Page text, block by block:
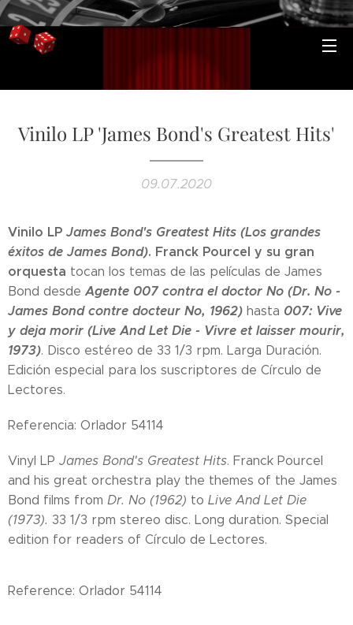
Vinilo LP 'James Bond's Greatest Hits'
09.07.2020
Vinilo LP James Bond's Greatest Hits (Los grandes
éxitos de James Bond). Franck Pourcel y su gran
orquesta tocan los temas de las películas de James
Bond desde Agente 007 contra el doctor No (Dr. No -
James Bond contre docteur No, 1962) hasta 007: Vive
y deja morir (Live And Let Die - Vivre et laisser mourir,
1973). Disco estéreo de 33 1/3 rpm. Larga Duración.
Edición especial para los suscriptores de Círculo de
Lectores.
Referencia: Orlador 54114
Vinyl LP James Bond's Greatest Hits. Franck Pourcel
and his great orchestra play the themes of the James
Bond films from Dr. No (1962) to Live And Let Die
(1973). 33 1/3 rpm stereo disc. Long duration. Special
edition for readers of Círculo de Lectores.
Reference: Orlador 54114